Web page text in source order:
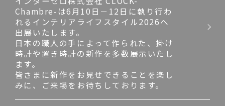
Chambre-は6月10日－12日に執り行わ
れるインテリアライフスタイル2026へ
出展いたします。
日本の職人の手によって作られた、掛け
時計や置き時計の新作を多数展示いたし
ます。
皆さまに新作をお見せできることを楽し
みに、ご来場をお待ちしております。